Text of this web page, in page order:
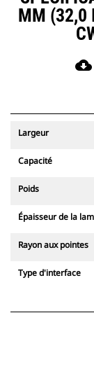
MM (32,0
cloud_download
Largeur
Capacité
Poids
Épaisseur de la
Rayon aux pointes
Type d'interface